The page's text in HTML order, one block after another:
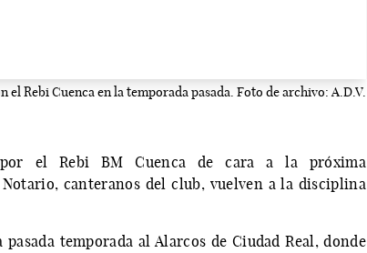
Rebi Cuenca en la temporada pasada. Foto de archivo: A.D.V.
por el Rebi BM Cuenca de cara a la próxima
canteranos del club, vuelven a la disciplina
temporada al Alarcos de Ciudad Real, donde